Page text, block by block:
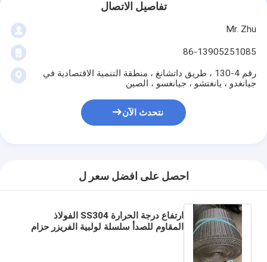
تفاصيل الاتصال
Mr. Zhu
86-13905251085
رقم 4-130 ، طريق داتشانغ ، منطقة التنمية الاقتصادية في
جيانغدو ، يانغتشو ، جيانغسو ، الصين
نتحدث الآن
احصل على افضل سعر ل
ارتفاع درجة الحرارة SS304 الفولاذ
المقاوم للصدأ سلسلة لولبية الفريزر حزام